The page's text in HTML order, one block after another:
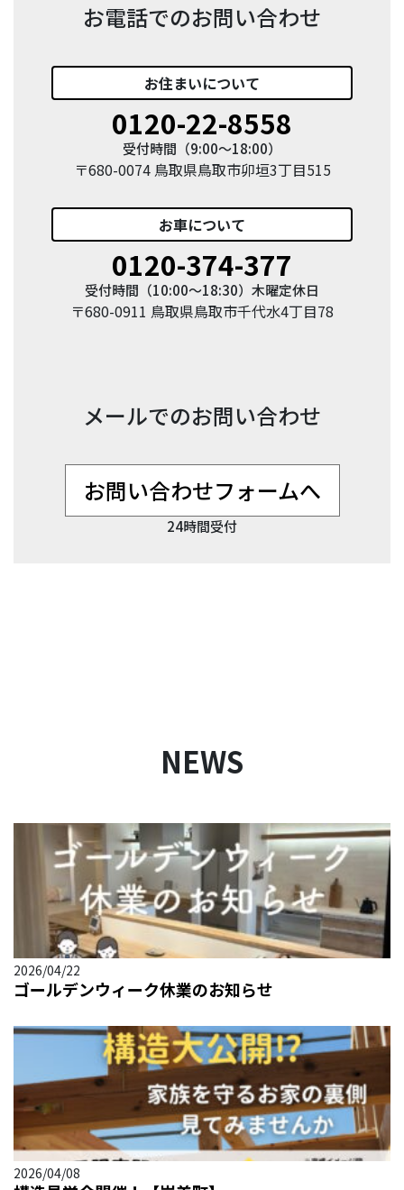
お電話でのお問い合わせ
お住まいについて
0120-22-8558
受付時間（9:00〜18:00）
〒680-0074 鳥取県鳥取市卯垣3丁目515
お車について
0120-374-377
受付時間（10:00〜18:30）木曜定休日
〒680-0911 鳥取県鳥取市千代水4丁目78
メールでのお問い合わせ
お問い合わせフォームへ
24時間受付
NEWS
2026/04/22
ゴールデンウィーク休業のお知らせ
2026/04/08